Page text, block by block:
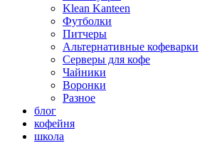
Klean Kanteen
Футболки
Питчеры
Альтернативные кофеварки
Серверы для кофе
Чайники
Воронки
Разное
блог
кофейня
школа